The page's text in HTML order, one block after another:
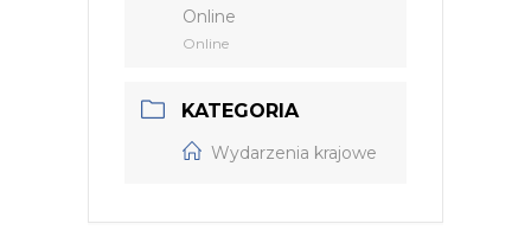
Online
Online
KATEGORIA
Wydarzenia krajowe